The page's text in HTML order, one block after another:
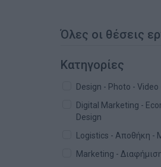
Όλες οι θέσεις
Κατηγορίες
Design - Photo -
Digital Marketing -
Design
Logistics - Αποθήκη -
Marketing -